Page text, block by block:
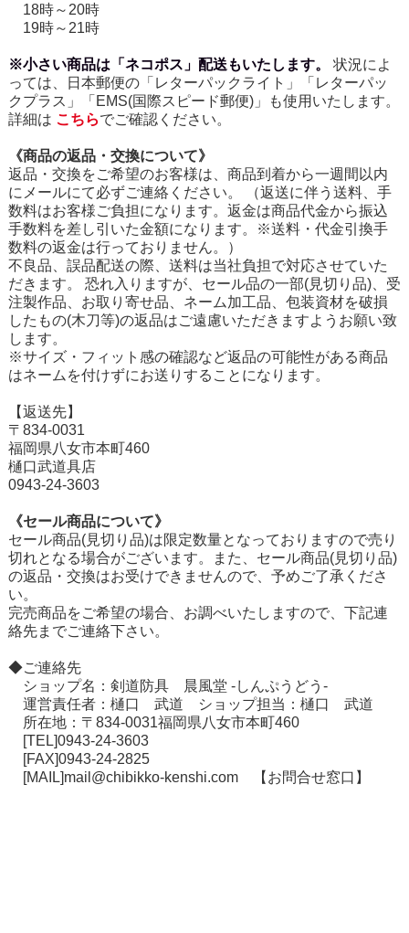
18時～20時
19時～21時
※小さい商品は「ネコポス」配送もいたします。
状況によ
っては、日本郵便の「レターパックライト」「レターパッ
クプラス」「EMS(国際スピード郵便)」も使用いたします。
詳細は こちらでご確認ください。
《商品の返品・交換について》
返品・交換をご希望のお客様は、商品到着から一週間以内
にメールにて必ずご連絡ください。 （返送に伴う送料、手
数料はお客様ご負担になります。返金は商品代金から振込
手数料を差し引いた金額になります。※送料・代金引換手
数料の返金は行っておりません。）
不良品、誤品配送の際、送料は当社負担で対応させていた
だきます。 恐れ入りますが、セール品の一部(見切り品)、受
注製作品、お取り寄せ品、ネーム加工品、包装資材を破損
したもの(木刀等)の返品はご遠慮いただきますようお願い致
します。
※サイズ・フィット感の確認など返品の可能性がある商品
はネームを付けずにお送りすることになります。
【返送先】
〒834-0031
福岡県八女市本町460
樋口武道具店
0943-24-3603
《セール商品について》
セール商品(見切り品)は限定数量となっておりますので売り
切れとなる場合がございます。また、セール商品(見切り品)
の返品・交換はお受けできませんので、予めご了承くださ
い。
完売商品をご希望の場合、お調べいたしますので、下記連
絡先までご連絡下さい。
◆ご連絡先
ショップ名：剣道防具 晨風堂 -しんぷうどう-
運営責任者：樋口 武道 ショップ担当：樋口 武道
所在地：〒834-0031福岡県八女市本町460
[TEL]0943-24-3603
[FAX]0943-24-2825
[MAIL]mail@chibikko-kenshi.com【お問合せ窓口】